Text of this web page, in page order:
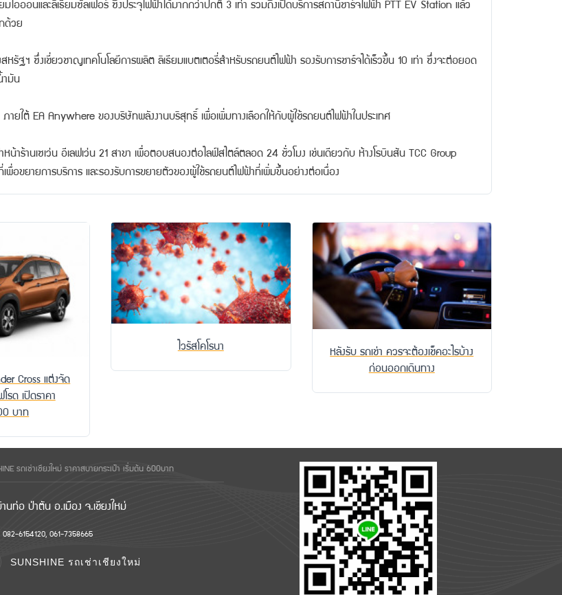
ด้วย
รัฐฯ ซึ่งเชี่ยวชาญเทคโนโลยีการผลิต ลิเธียมแบตเตอรี่สำหรับรถยนต์ไฟฟ้า รองรับการชาร์จได้เร็วขึ้น 10 เท่า ซึ่งจะต่อยอด
ำมัน
ยใต้ EA Anywhere ของบริษัทพลังงานบริสุทธิ์ เพื่อเพิ่มทางเลือกให้กับผู้ใช้รถยนต์ไฟฟ้าในประเทศ
ร้านเซเว่น อีเลฟเว่น 21 สาขา เพื่อตอบสนองต่อไลฟ์สไตล์ตลอด 24 ชั่วโมง เช่นเดียวกับ ห้างโรบินสัน TCC Group
ขยายการบริการ และรองรับการขยายตัวของผู้ใช้รถยนต์ไฟฟ้าที่เพิ่มขึ้นอย่างต่อเนื่อง
Cross แต่งจัด
รด เปิดราคา
บาท
ไวรัสโคโรนา หลังรับ รถเช่า ควรจะต้องเช็คอะไรบ้าง
ก่อนออกเดินทาง
รถเช่าเชียงใหม่ ราคาสบายกระเป๋า เริ่มต้น 600บาท
ท่อ ป่าตัน อ.เมือง จ.เชียงใหม่
082-6154120, 061-7358665
SUNSHINE รถเช่าเชียงใหม่